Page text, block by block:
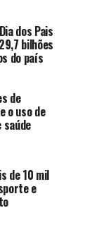
dos Pais
bilhões
do país
de
o uso de
de 10 mil
e